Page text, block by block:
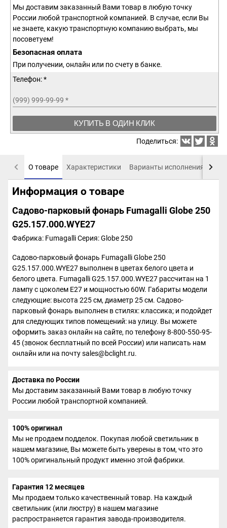
Мы доставим заказанный Вами товар в любую точку
России любой транспортной компанией. В случае, если Вы
не знаете, какую транспортную компанию выбрать, мы
посоветуем!
Безопасная оплата
При получении, онлайн или по счету в банке.
Телефон: *
(999) 999-99-99 *
КУПИТЬ В ОДИН КЛИК
Поделиться:
О товаре Характеристики Варианты исполнения
Информация о товаре
Садово-парковый фонарь Fumagalli Globe 250
G25.157.000.WYE27
Фабрика: FumagalliСерия: Globe 250
Садово-парковый фонарь Fumagalli Globe 250
G25.157.000.WYE27 выполнен в цветах белого цвета и
белого цвета. Fumagalli G25.157.000.WYE27 рассчитан на 1
лампу с цоколем E27 и мощностью 60W. Габариты модели
следующие: высота 225 см, диаметр 25 см. Садово-
парковый фонарь выполнен в стилях: классика; и подойдет
для следующих типов помещений: на улицу. Вы можете
оформить заказ онлайн на сайте, по телефону 8-800-550-95-
45 (звонок бесплатный по всей России) или написать нам
онлайн или на почту sales@bclight.ru.
Доставка по России
Мы доставим заказанный Вами товар в любую точку
России любой транспортной компанией.
100% оригинал
Мы не продаем подделок. Покупая любой светильник в
нашем магазине, Вы можете быть уверены в том, что это
100% оригинальный продукт именно этой фабрики.
Гарантия 12 месяцев
Мы продаем только качественный товар. На каждый
светильник (или люстру) в нашем магазине
распространяется гарантия завода-производителя.